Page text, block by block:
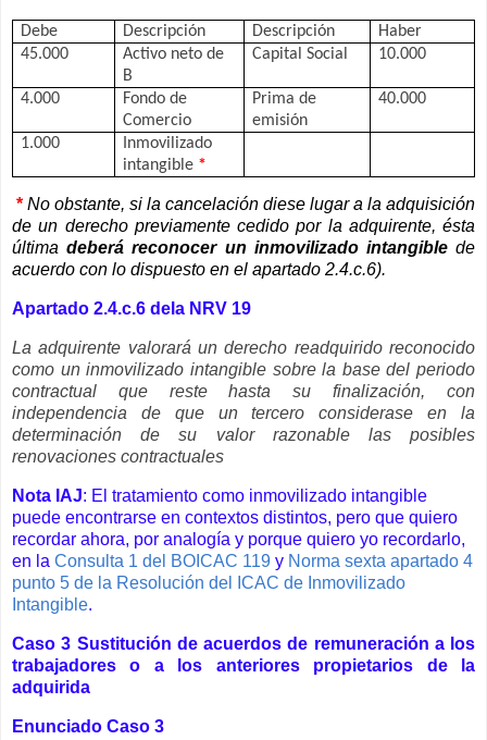
Debe Descripción Descripción
Haber
45.000
Activo neto de
B
Capital Social 10.000
4.000
Fondo de
Comercio
Prima de
emisión
40.000
1.000
Inmovilizado
intangible *
* No obstante, si la cancelación diese lugar a la adquisición
de un derecho previamente cedido por la adquirente, ésta
últimadeberá reconocer un inmovilizado intangiblede
acuerdo con lo dispuesto en el apartado 2.4.c.6).
Apartado 2.4.c.6 dela NRV 19
La adquirente valorará un derecho readquirido reconocido
como un inmovilizado intangible sobre la base del periodo
contractual que reste hasta su finalización, con
independencia de que un tercero considerase en la
determinación de su valor razonable las posibles
renovaciones contractuales
Nota IAJ: El tratamiento como inmovilizado intangible
puede encontrarse en contextos distintos, pero que quiero
recordar ahora, por analogía y porque quiero yo recordarlo,
en la Consulta 1 del BOICAC 119 y Norma sexta apartado 4
punto 5 de la Resolución del ICAC de Inmovilizado
Intangible.
Caso 3 Sustitución de acuerdos de remuneración a los
trabajadores o a los anteriores propietarios de la
adquirida
Enunciado Caso 3